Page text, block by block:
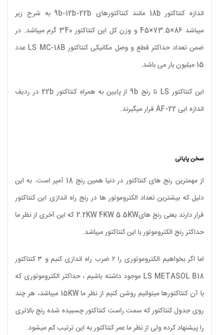
اندازه کنتاکتور 18b مانند کنتاکتورهای 9b-12b-22b به شرح زیر
میباشد 86×73.5×45 و وزن کل این کنتاکتور 340 گرم میباشد. در
ضمن تعداد حداکثر قطع و وصل مکانیکی کنتاکتور LS MC-18B عدد
15 میلیون بار می باشد.
این کنتاکتور LS تا رنج 9b از پایین به همراه کنتاکتور 22b در ردیف
اندازه ایی AF-22 قرار میگیرند.
سخن پایانی
از مهمترین رنج های کنتاکتور در دنیا همین رنج 18 آمپر است. به این
دلیل که بیشترین تعداد الکتروموتور ها در رنج راه اندازی این کنتاکتور
قرار دارند یعنی رنج های2.2KW 4KW 5.5KW که این آخری از نظر ما
حداکثر رنج الکتروموتور با این کنتاکتور میباشد.
اما اگر بخواهیم الکتروموتوری را ۲ ضرب راه اندازی کنیم و ۳ کنتاکتور
LS METASOL B18 موجود داشته باشیم ، حداکثر الکتروموتوری که
با آن کنتاکتورها میتوانیم روشن کنیم از نظر ما 15KW میباشد، هر چند
روی جدول کنتاکتور که سمت راست کنتاکتور چسبیده شده رنج بالاتری
را پیشنهاد کرده ولی از نظر ما عمر کنتاکتور به این ترتیب کم میشود.